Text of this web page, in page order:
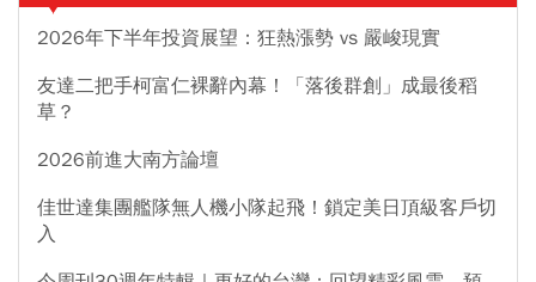
2026年下半年投資展望：狂熱漲勢 vs 嚴峻現實
友達二把手柯富仁裸辭內幕！「落後群創」成最後稻
草？
2026前進大南方論壇
佳世達集團艦隊無人機小隊起飛！鎖定美日頂級客戶切
入